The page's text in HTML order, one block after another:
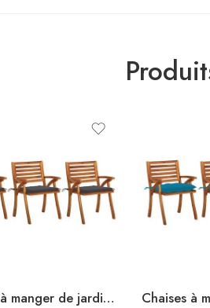
Chaises à manger de jardin avec coussins lot de 3 Acacia massif